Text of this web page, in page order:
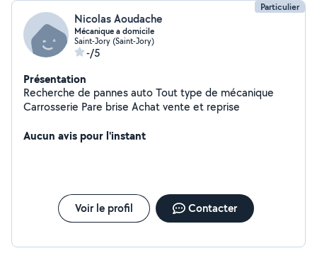
Particulier
Nicolas Aoudache
Mécanique a domicile
Saint-Jory (Saint-Jory)
-/5
Présentation
Recherche de pannes auto Tout type de mécanique
Carrosserie Pare brise Achat vente et reprise
Aucun avis pour l'instant
Voir le profil Contacter